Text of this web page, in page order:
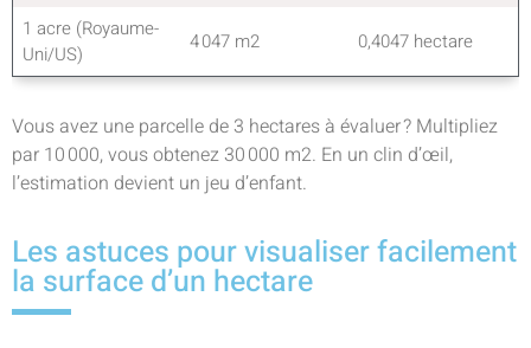
1 acre (Royaume-
Uni/US)
4 047 m2 0,4047 hectare
Vous avez une parcelle de 3 hectares à évaluer ? Multipliez
par 10 000, vous obtenez 30 000 m2. En un clin d’œil,
l’estimation devient un jeu d’enfant.
Les astuces pour visualiser facilement
la surface d’un hectare